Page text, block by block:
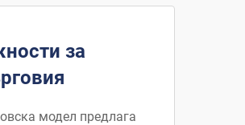
за
модел предлага